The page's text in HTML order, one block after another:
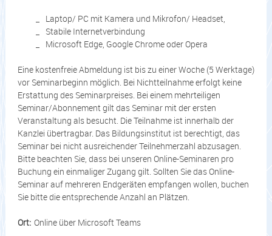
Laptop/ PC mit Kamera und Mikrofon/ Headset,
Stabile Internetverbindung
Microsoft Edge, Google Chrome oder Opera
Eine kostenfreie Abmeldung ist bis zu einer Woche (5 Werktage)
vor Seminarbeginn möglich. Bei Nichtteilnahme erfolgt keine
Erstattung des Seminarpreises. Bei einem mehrteiligen
Seminar/Abonnement gilt das Seminar mit der ersten
Veranstaltung als besucht. Die Teilnahme ist innerhalb der
Kanzlei übertragbar. Das Bildungsinstitut ist berechtigt, das
Seminar bei nicht ausreichender Teilnehmerzahl abzusagen.
Bitte beachten Sie, dass bei unseren Online-Seminaren pro
Buchung ein einmaliger Zugang gilt. Sollten Sie das Online-
Seminar auf mehreren Endgeräten empfangen wollen, buchen
Sie bitte die entsprechende Anzahl an Plätzen.
Ort: Online über Microsoft Teams